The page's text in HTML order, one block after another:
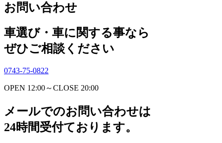
お問い合わせ
車選び・車に関する事なら
ぜひご相談ください
0743-75-0822
OPEN 12:00～CLOSE 20:00
メールでのお問い合わせは
24時間受付ております。